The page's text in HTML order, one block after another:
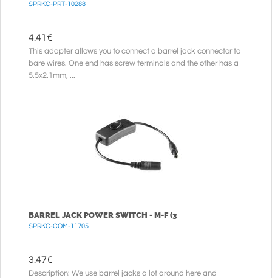
SPRKC-PRT-10288
4.41€
This adapter allows you to connect a barrel jack connector to
bare wires. One end has screw terminals and the other has a
5.5x2.1mm, ...
BARREL JACK POWER SWITCH - M-F (3
SPRKC-COM-11705
3.47€
Description: We use barrel jacks a lot around here and